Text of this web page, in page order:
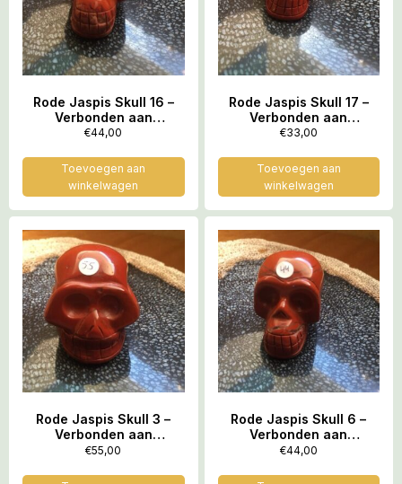
Rode Jaspis Skull 16 –
Verbonden aan
Feeërieke Elfenwereld
2.7 x 2.9 cm
€44,00
Toevoegen aan
winkelwagen
Rode Jaspis Skull 17 –
Verbonden aan
Feeërieke Elfenwereld
2.7 x 2.9 cm
€33,00
Toevoegen aan
winkelwagen
Rode Jaspis Skull 3 –
Verbonden aan
Feeërieke Elfenwereld
2.7 x 2.9 cm
€55,00
Rode Jaspis Skull 6 –
Verbonden aan
Feeërieke Elfenwereld
2.7 x 2.9 cm
€44,00